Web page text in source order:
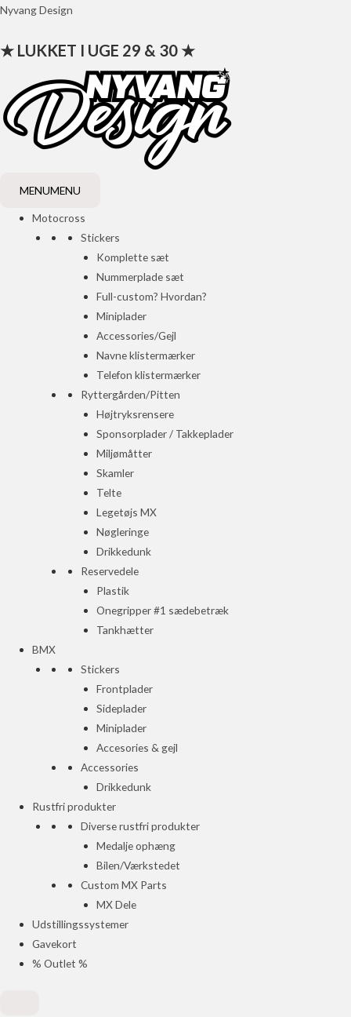
Gå
indholdet
Nyvang Design
★ LUKKET I UGE 29 & 30 ★
MENUMENU
Motocross
Stickers
Komplette sæt
Nummerplade sæt
Full-custom? Hvordan?
Miniplader
Accessories/Gejl
Navne klistermærker
Telefon klistermærker
Ryttergården/Pitten
Højtryksrensere
Sponsorplader / Takkeplader
Miljømåtter
Skamler
Telte
Legetøjs MX
Nøgleringe
Drikkedunk
Reservedele
Plastik
Onegripper #1 sædebetræk
Tankhætter
BMX
Stickers
Frontplader
Sideplader
Miniplader
Accesories & gejl
Accessories
Drikkedunk
Rustfri produkter
Diverse rustfri produkter
Medalje ophæng
Bilen/Værkstedet
Custom MX Parts
MX Dele
Udstillingssystemer
Gavekort
% Outlet %